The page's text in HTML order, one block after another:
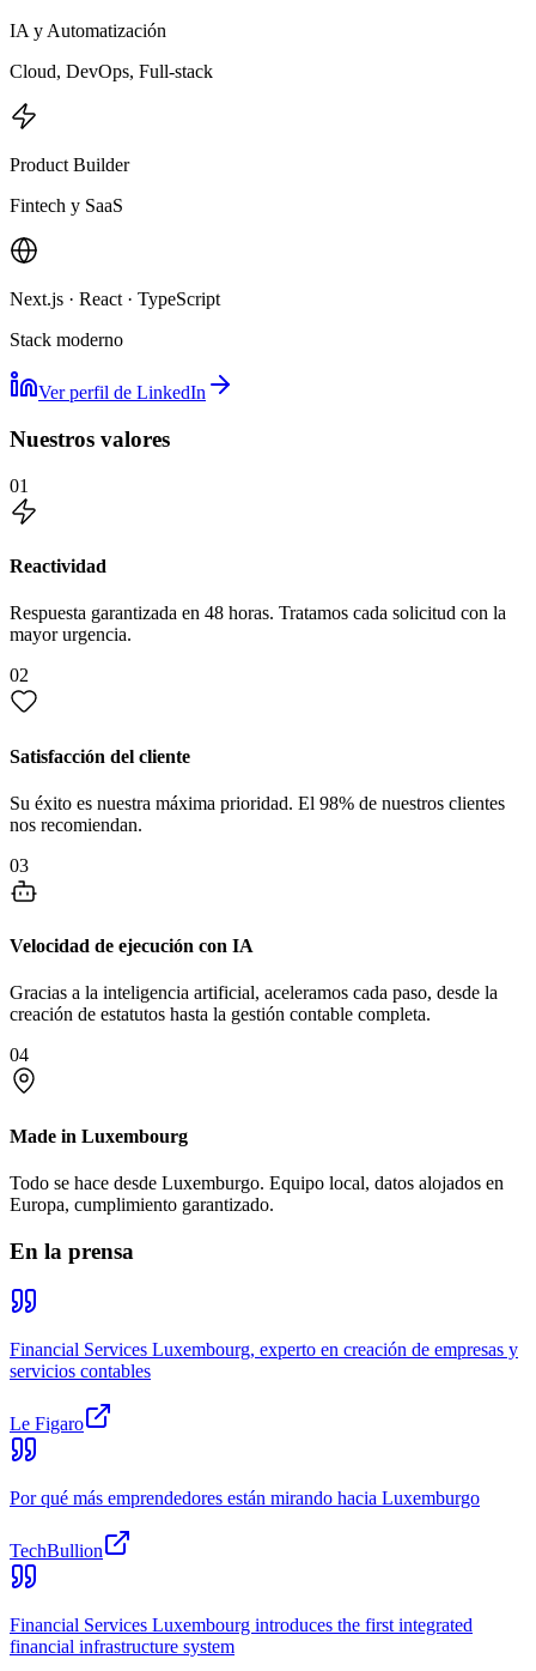
IA y Automatización
Cloud, DevOps, Full-stack
Product Builder
Fintech y SaaS
Next.js · React · TypeScript
Stack moderno
Ver perfil de LinkedIn
Nuestros valores
01
Reactividad
Respuesta garantizada en 48 horas. Tratamos cada solicitud con la
mayor urgencia.
02
Satisfacción del cliente
Su éxito es nuestra máxima prioridad. El 98% de nuestros clientes
nos recomiendan.
03
Velocidad de ejecución con IA
Gracias a la inteligencia artificial, aceleramos cada paso, desde la
creación de estatutos hasta la gestión contable completa.
04
Made in Luxembourg
Todo se hace desde Luxemburgo. Equipo local, datos alojados en
Europa, cumplimiento garantizado.
En la prensa
Financial Services Luxembourg, experto en creación de empresas y
servicios contables
Le Figaro
Por qué más emprendedores están mirando hacia Luxemburgo
TechBullion
Financial Services Luxembourg introduces the first integrated
financial infrastructure system